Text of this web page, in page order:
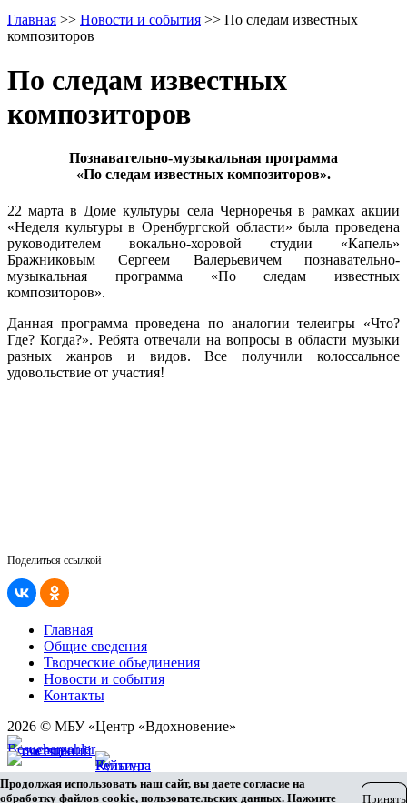
Главная >> Новости и события >> По следам известных
композиторов
По следам известных
композиторов
Познавательно-музыкальная программа
«По следам известных композиторов».
22 марта в Доме культуры села Черноречья в рамках акции
«Неделя культуры в Оренбургской области» была проведена
руководителем вокально-хоровой студии «Капель»
Бражниковым Сергеем Валерьевичем познавательно-
музыкальная программа «По следам известных
композиторов».
Данная программа проведена по аналогии телеигры «Что?
Где? Когда?». Ребята отвечали на вопросы в области музыки
разных жанров и видов. Все получили колоссальное
удовольствие от участия!
Поделиться ссылкой
Главная
Общие сведения
Творческие объединения
Новости и события
Контакты
2026 © МБУ «Центр «Вдохновение»
Карта сайта
Разработка сайта
Продолжая использовать наш сайт, вы даете согласие на
обработку файлов cookie, пользовательских данных. Нажмите
Принять